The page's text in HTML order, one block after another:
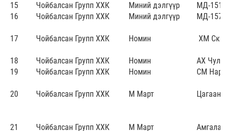
15
Чойбалсан Групп ХХК Миний дэлгүүр
МД-151
16
Чойбалсан Групп ХХК Миний дэлгүүр МД-157
17 Чойбалсан Групп ХХК Номин ХМ
18 Чойбалсан Групп ХХК Номин
АХ
19
Чойбалсан Групп ХХК Номин СМ
20 Чойбалсан Групп ХХК М Март
21 Чойбалсан Групп ХХК М Март Амгалан